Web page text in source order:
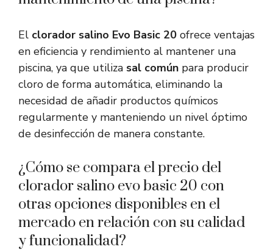
El clorador salino Evo Basic 20 ofrece ventajas
en eficiencia y rendimiento al mantener una
piscina, ya que utiliza sal común para producir
cloro de forma automática, eliminando la
necesidad de añadir productos químicos
regularmente y manteniendo un nivel óptimo
de desinfección de manera constante.
¿Cómo se compara el precio del
clorador salino evo basic 20 con
otras opciones disponibles en el
mercado en relación con su calidad
y funcionalidad?